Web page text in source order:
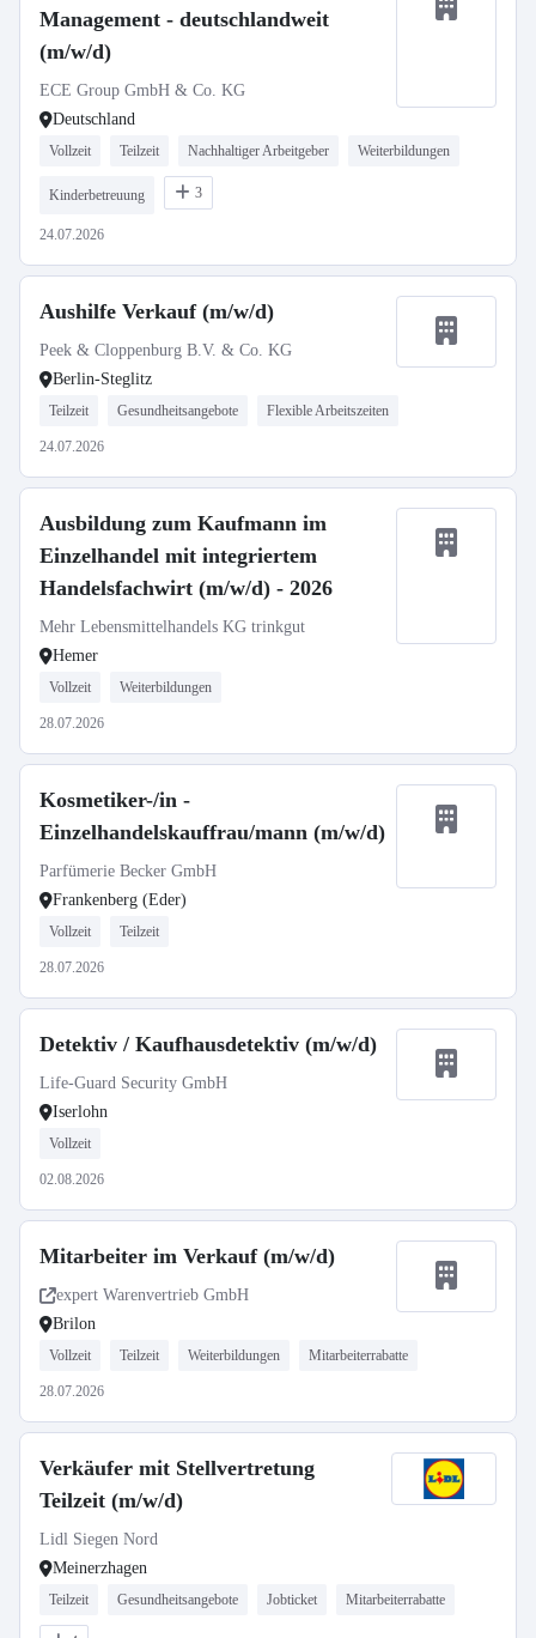
Management - deutschlandweit
(m/w/d)
ECE Group GmbH & Co. KG
Deutschland
Vollzeit Teilzeit Nachhaltiger Arbeitgeber Weiterbildungen
Kinderbetreuung 3
24.07.2026
Aushilfe Verkauf (m/w/d)
Peek & Cloppenburg B.V. & Co. KG
Berlin-Steglitz
Teilzeit Gesundheitsangebote Flexible Arbeitszeiten
24.07.2026
Ausbildung zum Kaufmann im
Einzelhandel mit integriertem
Handelsfachwirt (m/w/d) - 2026
Mehr Lebensmittelhandels KG trinkgut
Hemer
Vollzeit Weiterbildungen
28.07.2026
Kosmetiker-/in -
Einzelhandelskauffrau/mann (m/w/d)
Parfümerie Becker GmbH
Frankenberg (Eder)
Vollzeit Teilzeit
28.07.2026
Detektiv / Kaufhausdetektiv (m/w/d)
Life-Guard Security GmbH
Iserlohn
Vollzeit
02.08.2026
Mitarbeiter im Verkauf (m/w/d)
expert Warenvertrieb GmbH
Brilon
Vollzeit Teilzeit Weiterbildungen Mitarbeiterrabatte
28.07.2026
Verkäufer mit Stellvertretung
Teilzeit (m/w/d)
Lidl Siegen Nord
Meinerzhagen
Teilzeit Gesundheitsangebote Jobticket Mitarbeiterrabatte